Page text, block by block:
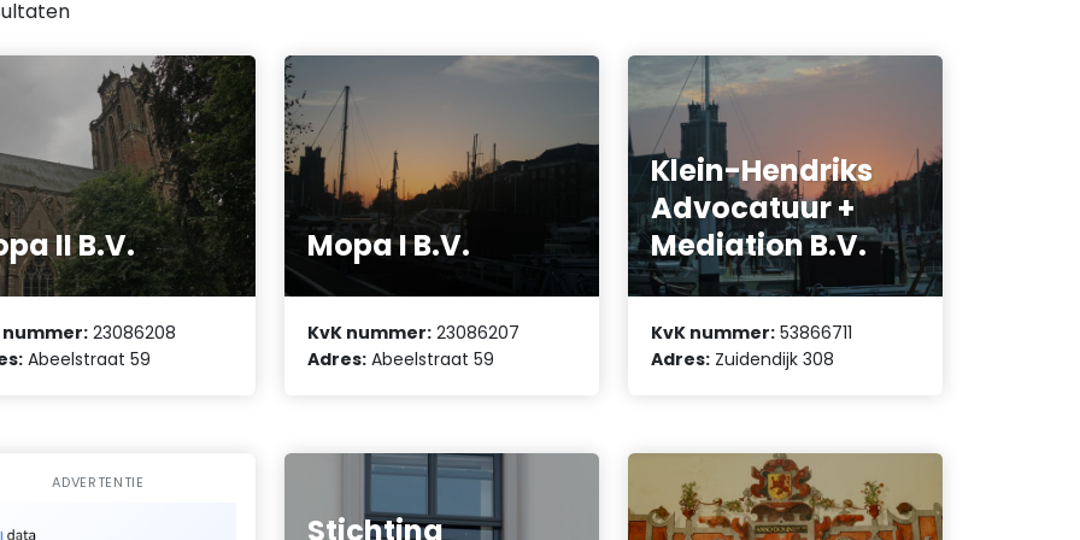
II B.V.
nummer: 23086208
Abeelstraat 59
Mopa I B.V.
KvK nummer: 23086207
Adres: Abeelstraat 59
Klein-Hendriks
Advocatuur +
Mediation B.V.
KvK nummer: 53866711
Adres: Zuidendijk 308
ADVERTENTIE
Stichting